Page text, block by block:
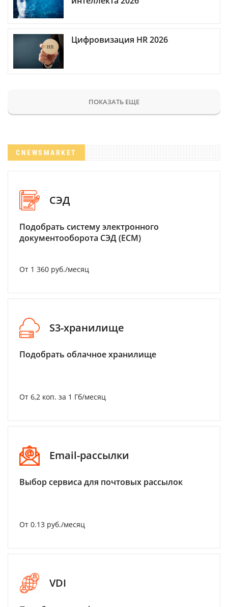
Цифровизация HR 2026
ПОКАЗАТЬ ЕЩЕ
CNEWSMARKET
СЭД
Подобрать систему электронного
документооборота СЭД (ECM)
От 1 360 руб./месяц
S3-хранилище
Подобрать облачное хранилище
От 6,2 коп. за 1 Гб/месяц
Email-рассылки
Выбор сервиса для почтовых рассылок
От 0.13 руб./месяц
VDI